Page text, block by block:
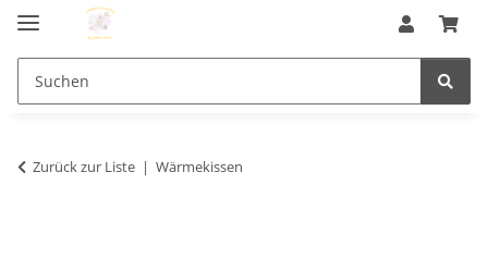
Zurück zur Liste Wärmekissen